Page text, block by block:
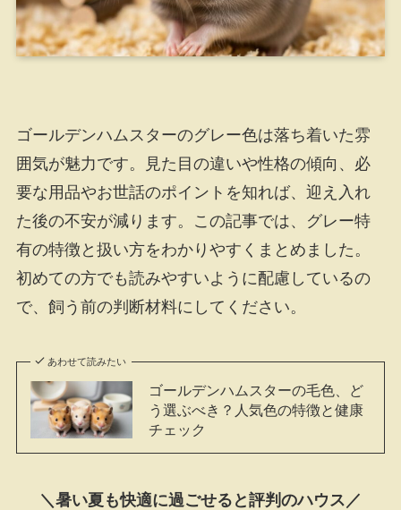
ゴールデンハムスターのグレー色は落ち着いた雰
囲気が魅力です。見た目の違いや性格の傾向、必
要な用品やお世話のポイントを知れば、迎え入れ
た後の不安が減ります。この記事では、グレー特
有の特徴と扱い方をわかりやすくまとめました。
初めての方でも読みやすいように配慮しているの
で、飼う前の判断材料にしてください。
あわせて読みたい
ゴールデンハムスターの毛色、ど
う選ぶべき？人気色の特徴と健康
チェック
＼暑い夏も快適に過ごせると評判のハウス／